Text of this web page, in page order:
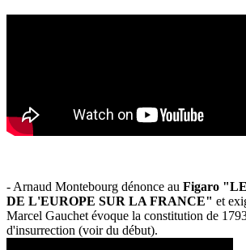
- Arnaud Montebourg dénonce au Figaro
DE L'EUROPE SUR LA FRANCE" et
Marcel Gauchet évoque la constitution de
d'insurrection (voir du début).